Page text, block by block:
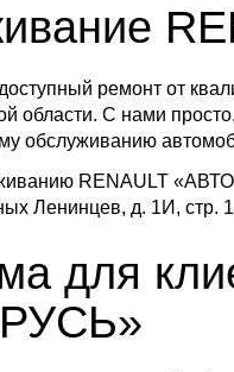
ремонт от
области. С нами
обслуживанию
RENAULT
Ленинцев, д. 1И, стр. 1
для